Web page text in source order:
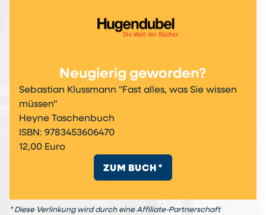
Neugierig geworden?
Sebastian Klussmann "Fast alles, was Sie wissen
müssen"
Heyne Taschenbuch
ISBN: 9783453606470
12,00 Euro
ZUM BUCH *
* Diese Verlinkung wird durch eine Affiliate-Partnerschaft